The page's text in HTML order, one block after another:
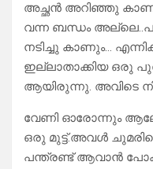
അച്ഛൻ അറിഞ്ഞു
വന്ന ബന്ധം
നടിച്ചു കാണും…
ഇല്ലാതാക്കിയ ഒരു
ആയിരുന്നു. അവിടെ
വേണി ഓരോന്നും
ഒരു മുട്ട്.അവൾ
പന്ത്രണ്ട് ആവാൻ